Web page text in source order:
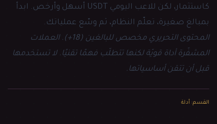
كاستثمار، لكن للاعب اليومي USDT أسهل وأرخص. ابدأ
بمبالغ صغيرة، تعلّم النظام، ثم وسّع عملياتك.
المحتوى التحريري مخصص للبالغين (18+). العملات
المشفّرة أداة قويّة لكنها تتطلّب فهمًا تقنيًا. لا تستخدمها
قبل أن تتقن أساسياتها.
القسم: أدلة